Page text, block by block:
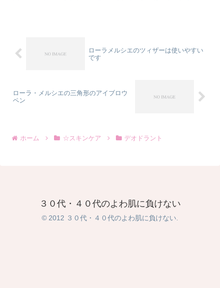
ローラメルシエのツィザーは使いやすい
です
ローラ・メルシエの三角形のアイブロウ
ペン
ホーム ☆スキンケア デオドラント
３０代・４０代のよわ肌に負けない
© 2012 ３０代・４０代のよわ肌に負けない.